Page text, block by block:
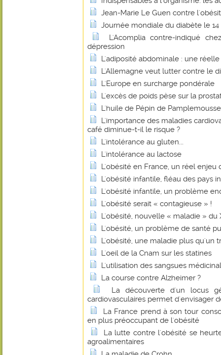
Jean-Marie Le Guen contre
Journée mondiale du diabète le
L'Acomplia contre-indiqué
dépression
L'adiposité abdominale : une
L'Allemagne veut lutter contre le
L'Europe en surcharge pondérale
L'excès de poids pèse sur la
L'huile de Pépin de Pamplemousse
L'importance des maladies
café diminue-t-il le risque ?
L'intolérance au gluten...
L'intolérance au lactose
L'obésité en France, un réel enjeu
L'obésité infantile, fléau des pays
L'obésité infantile, un problème
L'obésité serait « contagieuse » !
L'obésité, nouvelle « maladie » du
L'obésité, un problème de santé
L'obésité, une maladie plus qu'un
L'oeil de la Cnam sur les statines
L'utilisation des sangsues
La course contre Alzheimer ?
La découverte d'un locus
cardiovasculaires permet d'envisager
La France prend à son tour
en plus préoccupant de l'obésité
La lutte contre l'obésité se
agroalimentaires